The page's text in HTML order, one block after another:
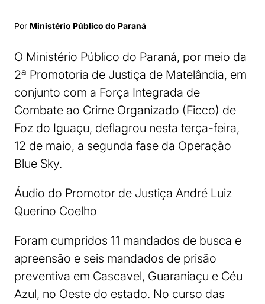
Por Ministério Público do Paraná
O Ministério Público do Paraná, por meio da
2ª Promotoria de Justiça de Matelândia, em
conjunto com a Força Integrada de
Combate ao Crime Organizado (Ficco) de
Foz do Iguaçu, deflagrou nesta terça-feira,
12 de maio, a segunda fase da Operação
Blue Sky.
Áudio do Promotor de Justiça André Luiz
Querino Coelho
Foram cumpridos 11 mandados de busca e
apreensão e seis mandados de prisão
preventiva em Cascavel, Guaraniaçu e Céu
Azul, no Oeste do estado. No curso das